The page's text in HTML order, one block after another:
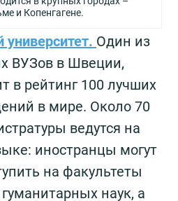
и Копенгагене.
университет. Один из
ВУЗов в Швеции,
в рейтинг 100 лучших
в мире. Около 70
ведутся на
иностранцы могут
на факультеты
наук, а